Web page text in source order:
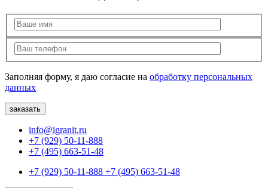
Заполняя форму, я даю согласие на обработку персональных
данных
info@igranit.ru
+7 (929) 50-11-888
+7 (495) 663-51-48
+7 (929) 50-11-888 +7 (495) 663-51-48